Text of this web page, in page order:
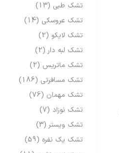
تشک طبی (13)
تشک عروسکی (14)
تشک لایکو (2)
تشک لبه دار (2)
تشک ماتریس (2)
تشک مسافرتی (186)
تشک مهمان (76)
تشک نوزاد (7)
تشک ویستر (3)
تشک یک نفره (59)